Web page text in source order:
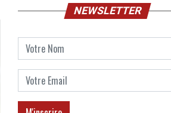
NEWSLETTER